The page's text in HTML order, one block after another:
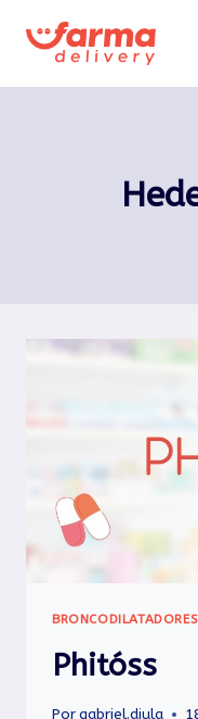
para
BRONCODILATADORES
Phitóss
Porgabriel.diula